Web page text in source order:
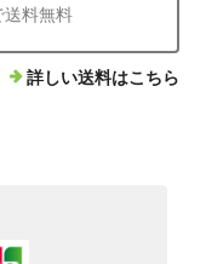
送料無料
詳しい送料はこちら